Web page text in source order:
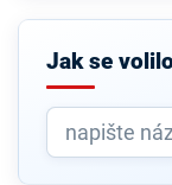
Jak se